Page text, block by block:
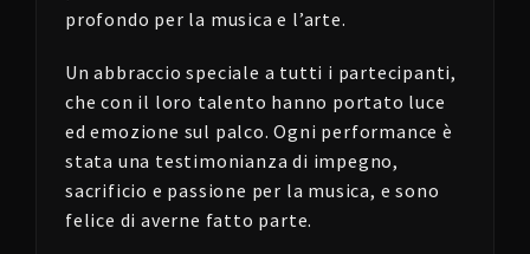
profondo per la musica e l’arte.
Un abbraccio speciale a tutti i partecipanti,
che con il loro talento hanno portato luce
ed emozione sul palco. Ogni performance è
stata una testimonianza di impegno,
sacrificio e passione per la musica, e sono
felice di averne fatto parte.